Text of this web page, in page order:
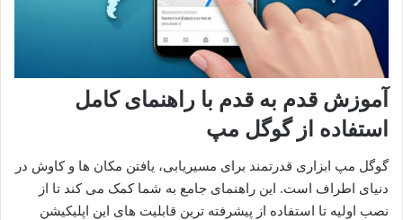
آموزش قدم به قدم با راهنمای کامل
استفاده از گوگل مپ
گوگل مپ ابزاری قدرتمند برای مسیریابی، یافتن مکان ها و کاوش در
دنیای اطراف است. این راهنمای جامع به شما کمک می کند تا از
نصب اولیه تا استفاده از پیشرفته ترین قابلیت های این اپلیکیشن